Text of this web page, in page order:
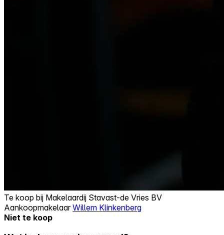
Te koop bij Makelaardij Stavast-de Vries BV
AankoopmakelaarWillem Klinkenberg
Niet te koop